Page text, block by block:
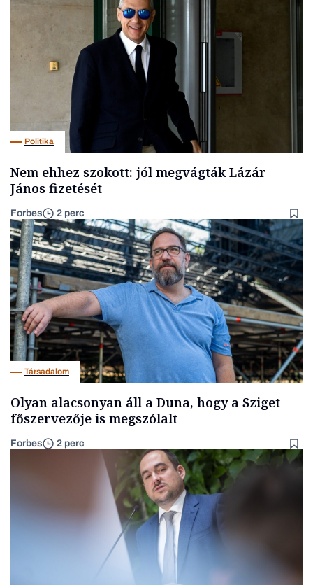
Politika
Nem ehhez szokott: jól megvágták Lázár
János fizetését
Forbes 2 perc
Társadalom
Olyan alacsonyan áll a Duna, hogy a Sziget
főszervezője is megszólalt
Forbes 2 perc